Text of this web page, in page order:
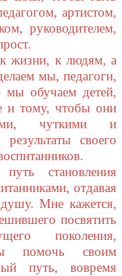
артистом,
руководителем,
жизни, к людям, а
мы, педагоги,
мы обучаем детей,
и тому, чтобы они
чуткими и
своего
становления
отдавая
Мне кажется,
посвятить
поколения,
помочь своим
путь, вовремя